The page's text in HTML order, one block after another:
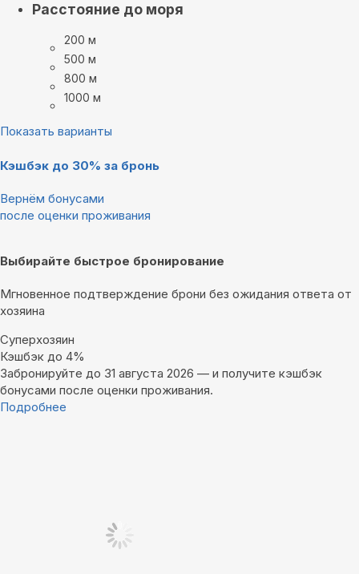
Расстояние до моря
200 м
500 м
800 м
1000 м
Показать варианты
Кэшбэк до 30% за бронь
Вернём бонусами
после оценки проживания
Выбирайте быстрое бронирование
Мгновенное подтверждение брони без ожидания ответа от
хозяина
Суперхозяин
Кэшбэк до 4%
Забронируйте до 31 августа 2026 — и получите кэшбэк
бонусами после оценки проживания.
Подробнее